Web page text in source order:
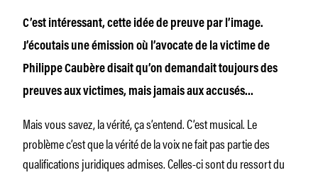
C’est intéressant, cette idée de preuve par l’image.
J’écoutais une émission où l’avocate de la victime de
Philippe Caubère disait qu’on demandait toujours des
preuves aux victimes, mais jamais aux accusés…
Mais vous savez, la vérité, ça s’entend. C’est musical. Le
problème c’est que la vérité de la voix ne fait pas partie des
qualifications juridiques admises. Celles-ci sont du ressort du